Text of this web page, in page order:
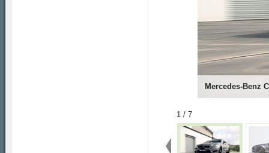
Mercedes-Benz
1 / 7